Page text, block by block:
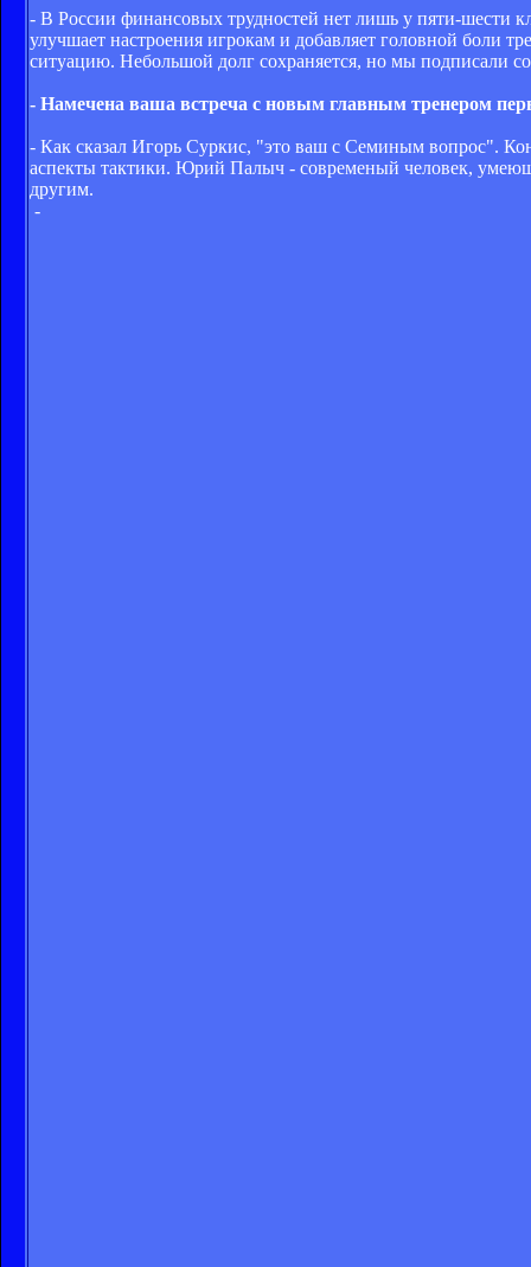
- В России финансовых трудностей нет лишь у пяти-шести
улучшает настроения игрокам и добавляет головной боли
ситуацию. Небольшой долг сохраняется, но мы подписали
- Намечена ваша встреча с новым главным тренером
- Как сказал Игорь Суркис, "это ваш с Семиным вопрос".
аспекты тактики. Юрий Палыч - современый человек,
другим.
-